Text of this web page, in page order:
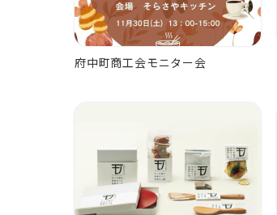
府中町商工会モニター会